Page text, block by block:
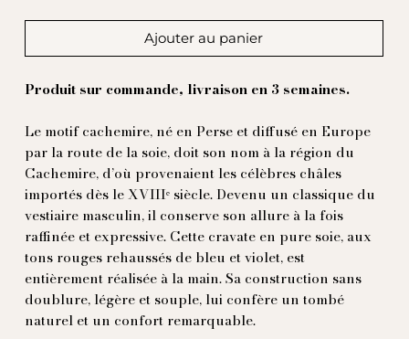
Ajouter au panier
Produit sur commande, livraison en 3 semaines.
Le motif cachemire, né en Perse et diffusé en Europe
par la route de la soie, doit son nom à la région du
Cachemire, d’où provenaient les célèbres châles
importés dès le XVIIIᵉ siècle. Devenu un classique du
vestiaire masculin, il conserve son allure à la fois
raffinée et expressive. Cette cravate en pure soie, aux
tons rouges rehaussés de bleu et violet, est
entièrement réalisée à la main. Sa construction sans
doublure, légère et souple, lui confère un tombé
naturel et un confort remarquable.